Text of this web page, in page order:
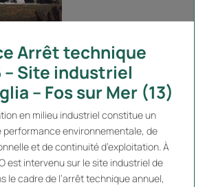
Arrêt technique
– Site industriel
– Fos sur Mer (13)
en milieu industriel constitue un
performance environnementale, de
et de continuité d’exploitation. À
est intervenu sur le site industriel de
le cadre de l’arrêt technique annuel,